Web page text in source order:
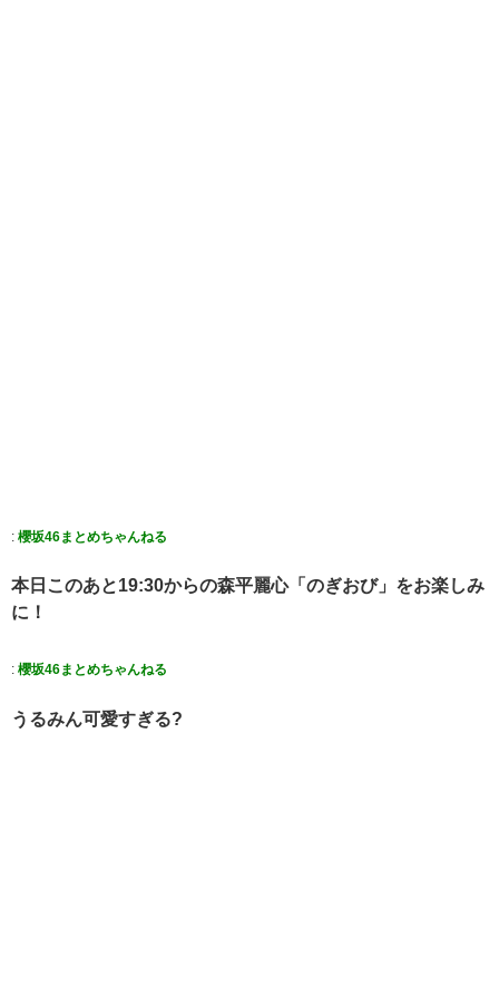
: 櫻坂46まとめちゃんねる
本日このあと19:30からの森平麗心「のぎおび」をお楽しみ
に！
: 櫻坂46まとめちゃんねる
うるみん可愛すぎる?